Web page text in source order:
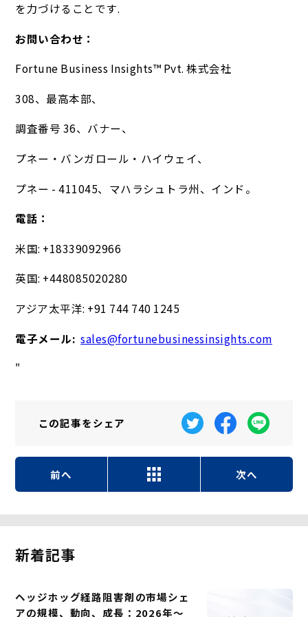
を力づけることです.
お問い合わせ：
Fortune Business Insights™ Pvt. 株式会社
308、最高本部、
調査番号 36、バナー、
プネー・バンガロール・ハイウェイ、
プネー - 411045、マハラシュトラ州、インド。
電話：
米国: +18339092966
英国: +448085020280
アジア太平洋: +91 744 740 1245
電子メール: sales@fortunebusinessinsights.com
"
この記事をシェア
前へ 次へ
新着記事
ヘッジホッグ経路阻害剤の市場シェ
アの規模、動向、成長：2026年～